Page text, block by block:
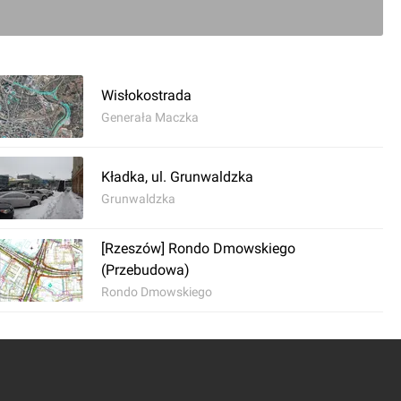
Most między Łukawcem a Wólką Podleśną
0
Wisłokostrada
Generała Maczka
Kładka, ul. Grunwaldzka
Grunwaldzka
[Rzeszów] Rondo Dmowskiego
(Przebudowa)
Rondo Dmowskiego